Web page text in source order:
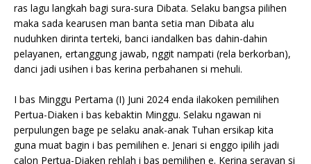
ras lagu langkah bagi sura-sura Dibata. Selaku bangsa pilihen
maka sada kearusen man banta setia man Dibata alu
nuduhken dirinta terteki, banci iandalken bas dahin-dahin
pelayanen, ertanggung jawab, nggit nampati (rela berkorban),
danci jadi usihen i bas kerina perbahanen si mehuli.
I bas Minggu Pertama (I) Juni 2024 enda ilakoken pemilihen
Pertua-Diaken i bas kebaktin Minggu. Selaku ngawan ni
perpulungen bage pe selaku anak-anak Tuhan ersikap kita
guna muat bagin i bas pemilihen e. Jenari si enggo ipilih jadi
calon Pertua-Diaken rehlah i bas pemilihen e. Kerina serayan si